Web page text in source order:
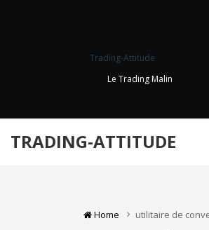
Trading-Attitude
Le Trading Malin
TRADING-ATTITUDE
Home utilitaire de